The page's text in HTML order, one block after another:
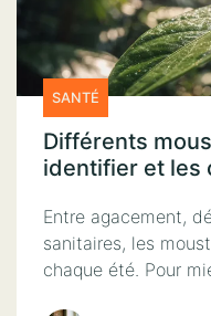
SANTÉ
Différents
identifier et les
Entre agacement,
sanitaires, les
chaque été. Pour